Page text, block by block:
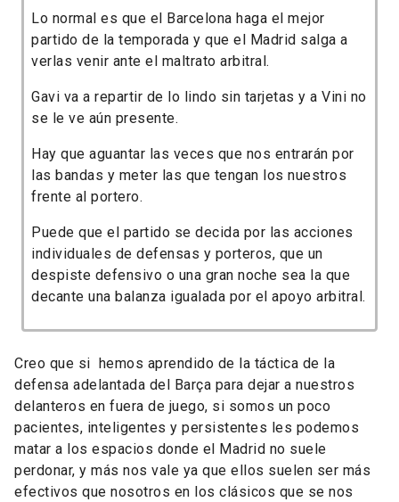
Lo normal es que el Barcelona haga el mejor
partido de la temporada y que el Madrid salga a
verlas venir ante el maltrato arbitral.
Gavi va a repartir de lo lindo sin tarjetas y a Vini no
se le ve aún presente.
Hay que aguantar las veces que nos entrarán por
las bandas y meter las que tengan los nuestros
frente al portero.
Puede que el partido se decida por las acciones
individuales de defensas y porteros, que un
despiste defensivo o una gran noche sea la que
decante una balanza igualada por el apoyo arbitral.
Creo que si hemos aprendido de la táctica de la
defensa adelantada del Barça para dejar a nuestros
delanteros en fuera de juego, si somos un poco
pacientes, inteligentes y persistentes les podemos
matar a los espacios donde el Madrid no suele
perdonar, y más nos vale ya que ellos suelen ser más
efectivos que nosotros en los clásicos que se nos